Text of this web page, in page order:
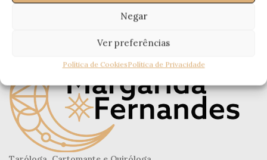
Negar
Ver preferências
Política de CookiesPolítica de Privacidade